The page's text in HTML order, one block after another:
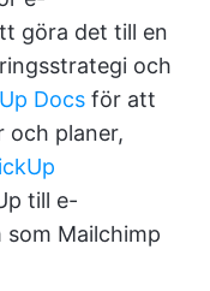
göra det till en
och
Docs för att
och planer,
till e-
Mailchimp